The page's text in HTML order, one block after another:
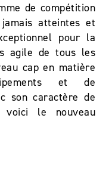
de compétition
atteintes et
pour la
agile de tous les
cap en matière
et de
son caractère de
voici le nouveau